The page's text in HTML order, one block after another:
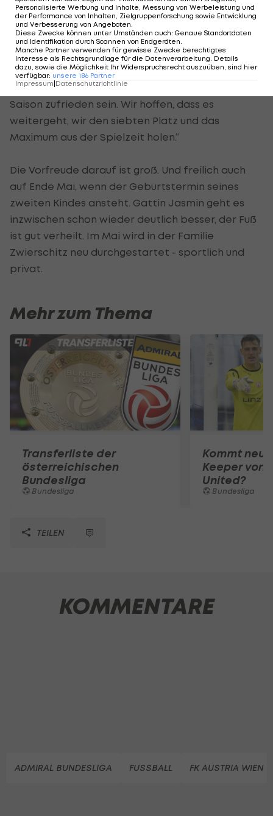
Wacker Tirol I #Zwarakonferenz History
Zwarakonferenz
Christopher Knett
Stammtisch
Die Zielsetzung: „Auch wenn es die Leute schon
1.000 Mal gehört haben: Keiner kann mit dieser
Saison zufrieden sein. Wir hoffen, dass es
weitergeht, wir den siebten Platz und das
Maximum aus der Spielzeit holen.“
Die Vorfreude darauf ist groß. Und freilich auch
auf Ende Mai, wenn der Geburtstermin seines
zweiten Kindes ansteht. Gattin Jasmin geht es
inzwischen schon wieder deutlich besser, der Fuß
ist gut verheilt. Im Mai wird in der Familie
Zwierschitz neu durchgestartet - sportlich und
privat.
Mehr zum Thema
Transferliste der
österreichischen
Bundesliga
Bundesliga
Kommt
Keeper von
United?
Bundesliga
TEILEN
KOMMENTARE
ADMIRAL BUNDESLIGA FUSSBALL FK AUSTRIA WIEN
Personalisierte Werbung und Inhalte, Messung von Werbeleistung und
der Performance von Inhalten, Zielgruppenforschung sowie Entwicklung
und Verbesserung von Angeboten.
Diese Zwecke können unter Umständen auch: Genaue Standortdaten
und Identifikation durch Scannen von Endgeräten.
Manche Partner verwenden für gewisse Zwecke berechtigtes
Interesse als Rechtsgrundlage für die Datenverarbeitung. Details
dazu, sowie die Möglichkeit Ihr Widerspruchsrecht auszuüben, sind hier
verfügbar: unsere 186 Partner
Impressum Datenschutzrichtlinie